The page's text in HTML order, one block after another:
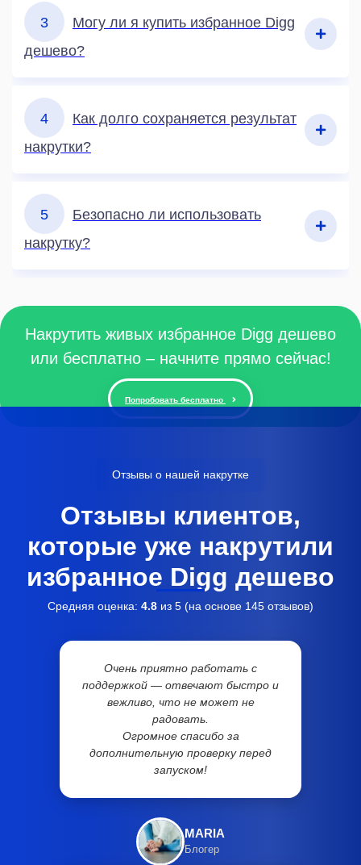
3
Могу ли я купить избранное Digg
дешево?
4
Как долго сохраняется результат
накрутки?
5
Безопасно ли использовать
накрутку?
Накрутить живых избранное Digg дешево
или бесплатно – начните прямо сейчас!
Попробовать бесплатно
Отзывы о нашей накрутке
Отзывы клиентов,
которые уже накрутили
избранное Digg дешево
Средняя оценка: 4.8 из 5 (на основе 145 отзывов)
Очень приятно работать с
поддержкой — отвечают быстро и
вежливо, что не может не
радовать.
Огромное спасибо за
дополнительную проверку перед
запуском!
MARIA
Блогер